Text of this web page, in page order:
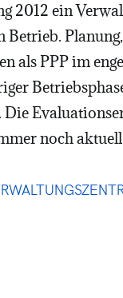
2012 ein
als PPP im
noch